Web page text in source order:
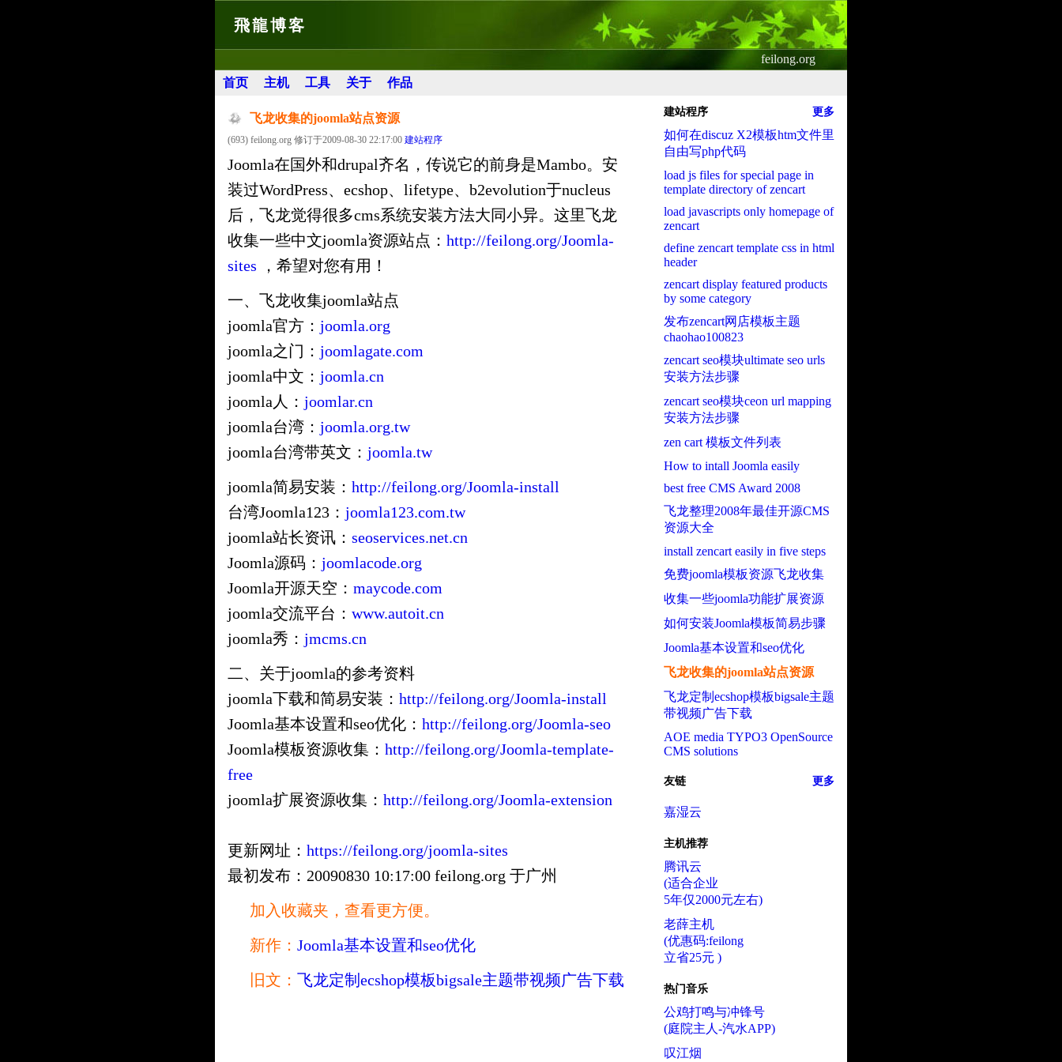
飛龍博客
feilong.org
首页
主机 工具 关于 作品
飞龙收集的joomla站点资源
(693) feilong.org 修订于2009-08-30 22:17:00 建站程序
Joomla在国外和drupal齐名，传说它的前身是Mambo。安
装过WordPress、ecshop、lifetype、b2evolution于nucleus
后，飞龙觉得很多cms系统安装方法大同小异。这里飞龙
收集一些中文joomla资源站点： http://feilong.org/Joomla-
sites ，希望对您有用！
一、飞龙收集joomla站点
joomla官方： joomla.org
joomla之门： joomlagate.com
joomla中文： joomla.cn
joomla人： joomlar.cn
joomla台湾： joomla.org.tw
joomla台湾带英文： joomla.tw
joomla简易安装： http://feilong.org/Joomla-install
台湾Joomla123： joomla123.com.tw
joomla站长资讯： seoservices.net.cn
Joomla源码： joomlacode.org
Joomla开源天空： maycode.com
joomla交流平台： www.autoit.cn
joomla秀： jmcms.cn
二、关于joomla的参考资料
joomla下载和简易安装： http://feilong.org/Joomla-install
Joomla基本设置和seo优化： http://feilong.org/Joomla-seo
Joomla模板资源收集： http://feilong.org/Joomla-template-
free
joomla扩展资源收集： http://feilong.org/Joomla-extension
更新网址： https://feilong.org/joomla-sites
最初发布：20090830 10:17:00 feilong.org 于广州
加入收藏夹，查看更方便。
新作： Joomla基本设置和seo优化
旧文： 飞龙定制ecshop模板bigsale主题带视频广告下载
建站程序 更多
如何在discuz X2模板htm文件里
自由写php代码
load js files for special page in
template directory of zencart
load javascripts only homepage of
zencart
define zencart template css in html
header
zencart display featured products
by some category
发布zencart网店模板主题
chaohao100823
zencart seo模块ultimate seo urls
安装方法步骤
zencart seo模块ceon url mapping
安装方法步骤
zen cart 模板文件列表
How to intall Joomla easily
best free CMS Award 2008
飞龙整理2008年最佳开源CMS
资源大全
install zencart easily in five steps
免费joomla模板资源飞龙收集
收集一些joomla功能扩展资源
如何安装Joomla模板简易步骤
Joomla基本设置和seo优化
飞龙收集的joomla站点资源
飞龙定制ecshop模板bigsale主题
带视频广告下载
AOE media TYPO3 OpenSource
CMS solutions
友链 更多
嘉湿云
主机推荐
腾讯云
(适合企业
5年仅2000元左右)
老薛主机
(优惠码:feilong
立省25元 )
热门音乐
公鸡打鸣与冲锋号
(庭院主人-汽水APP)
叹江烟